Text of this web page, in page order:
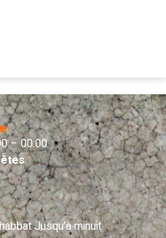
– 00:00
Jusqu’à minuit